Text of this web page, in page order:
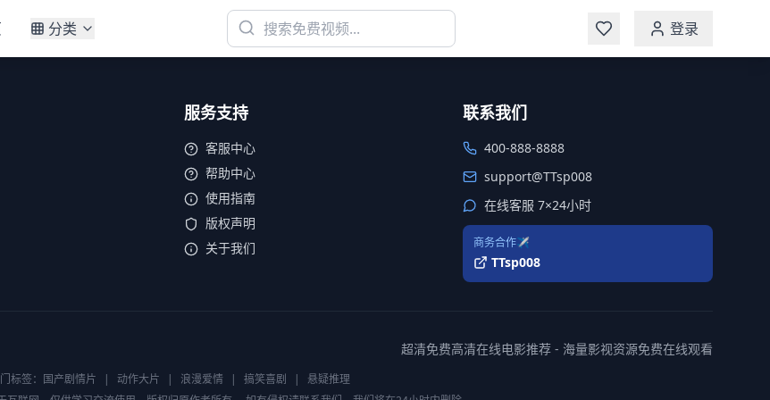
分类 登录
服务支持
客服中心
帮助中心
使用指南
版权声明
关于我们
联系我们
400-888-8888
support@TTsp008
在线客服 7×24小时
商务合作✈️
TTsp008
超清免费高清在线电影推荐 - 海量影视资源免费在线观看
标签： 国产剧情片 | 动作大片 | 浪漫爱情 | 搞笑喜剧 |
悬疑推理